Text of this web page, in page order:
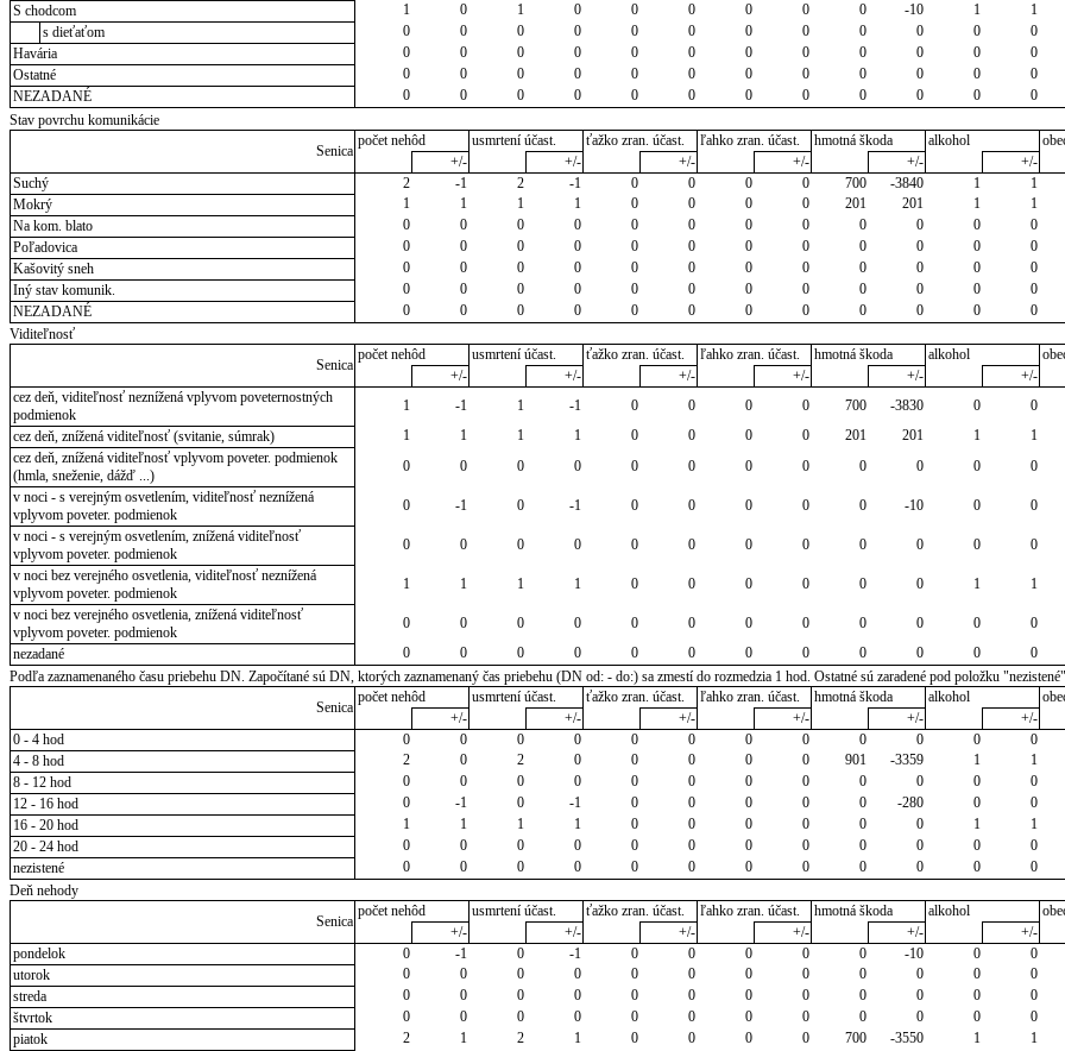
S chodcom
1 0 1 0 0 0 0 0 0 -10 1 1
s dieťaťom
0 0 0 0 0 0 0 0 0 0 0 0
Havária
0 0 0 0 0 0 0 0 0 0 0 0
Ostatné
0 0 0 0 0 0 0 0 0 0 0 0
NEZADANÉ
0 0 0 0 0 0 0 0 0 0 0 0
Stav povrchu komunikácie
Senica
počet nehôd usmrtení účast. ťažko zran. účast. ľahko zran. účast. hmotná škoda alkohol
+/-
+/- +/- +/- +/- +/-
Suchý
2 -1 2 -1 0 0 0 0 700 -3840 1 1
Mokrý
1 1 1 1 0 0 0 0 201 201 1 1
Na kom. blato
0 0 0 0 0 0 0 0 0 0 0 0
Poľadovica
0 0 0 0 0 0 0 0 0 0 0 0
Kašovitý sneh
0 0 0 0 0 0 0 0 0 0 0 0
Iný stav komunik.
0 0 0 0 0 0 0 0 0 0 0 0
NEZADANÉ
0 0 0 0 0 0 0 0 0 0 0 0
Viditeľnosť
Senica
počet nehôd usmrtení účast. ťažko zran. účast. ľahko zran. účast. hmotná škoda alkohol
+/-
+/- +/- +/- +/- +/-
cez deň, viditeľnosť neznížená vplyvom poveternostných
podmienok
1 -1 1 -1 0 0 0 0 700 -3830 0 0
cez deň, znížená viditeľnosť (svitanie, súmrak)
1 1 1 1 0 0 0 0 201 201 1 1
cez deň, znížená viditeľnosť vplyvom poveter. podmienok
(hmla, sneženie, dážď ...)
0 0 0 0 0 0 0 0 0 0 0 0
v noci - s verejným osvetlením, viditeľnosť neznížená
vplyvom poveter. podmienok
0 -1 0 -1 0 0 0 0 0 -10 0 0
v noci - s verejným osvetlením, znížená viditeľnosť
vplyvom poveter. podmienok
0 0 0 0 0 0 0 0 0 0 0 0
v noci bez verejného osvetlenia, viditeľnosť neznížená
vplyvom poveter. podmienok
1 1 1 1 0 0 0 0 0 0 1 1
v noci bez verejného osvetlenia, znížená viditeľnosť
vplyvom poveter. podmienok
0 0 0 0 0 0 0 0 0 0 0 0
nezadané
0 0 0 0 0 0 0 0 0 0 0 0
Podľa zaznamenaného času priebehu DN. Započítané sú DN, ktorých zaznamenaný čas priebehu (DN od: - do:) sa zmestí do rozmedzia 1 hod. Ostatné sú zaradené pod položku "nezistené"
Senica
počet nehôd usmrtení účast. ťažko zran. účast. ľahko zran. účast. hmotná škoda alkohol
+/-
+/- +/- +/- +/- +/-
0 - 4 hod
0 0 0 0 0 0 0 0 0 0 0 0
4 - 8 hod
2 0 2 0 0 0 0 0 901 -3359 1 1
8 - 12 hod
0 0 0 0 0 0 0 0 0 0 0 0
12 - 16 hod
0 -1 0 -1 0 0 0 0 0 -280 0 0
16 - 20 hod
1 1 1 1 0 0 0 0 0 0 1 1
20 - 24 hod
0 0 0 0 0 0 0 0 0 0 0 0
nezistené
0 0 0 0 0 0 0 0 0 0 0 0
Deň nehody
Senica
počet nehôd usmrtení účast. ťažko zran. účast. ľahko zran. účast. hmotná škoda alkohol
+/-
+/- +/- +/- +/- +/-
pondelok
0 -1 0 -1 0 0 0 0 0 -10 0 0
utorok
0 0 0 0 0 0 0 0 0 0 0 0
streda
0 0 0 0 0 0 0 0 0 0 0 0
štvrtok
0 0 0 0 0 0 0 0 0 0 0 0
piatok
2 1 2 1 0 0 0 0 700 -3550 1 1